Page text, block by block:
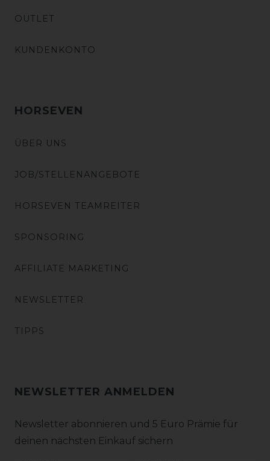
OUTLET
KUNDENKONTO
HORSEVEN
ÜBER UNS
JOB/STELLENANGEBOTE
HORSEVEN TEAMREITER
SPONSORING
AFFILIATE MARKETING
NEWSLETTER
TIPPS
NEWSLETTER ANMELDEN
Newsletter abonnieren und 5 Euro Prämie für
deinen nächsten Einkauf sichern